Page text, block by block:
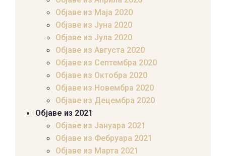
Објаве из Маја 2020
Објаве из Јуна 2020
Објаве из Јула 2020
Објаве из Августа 2020
Објаве из Септембра 2020
Објаве из Октобра 2020
Објаве из Новембра 2020
Објаве из Децембра 2020
Објаве из 2021
Објаве из Јануара 2021
Објаве из Фебруара 2021
Објаве из Марта 2021